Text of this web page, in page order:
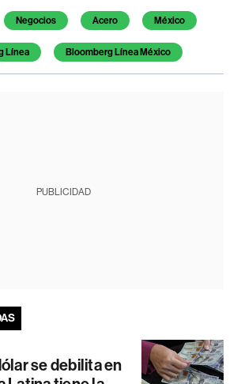
artículo
Negocios Acero México
Línea Bloomberg Línea México
PUBLICIDAD
se debilita en